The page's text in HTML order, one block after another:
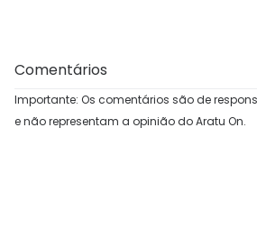
Comentários
Importante: Os comentários são de
e não representam a opinião do Aratu On.